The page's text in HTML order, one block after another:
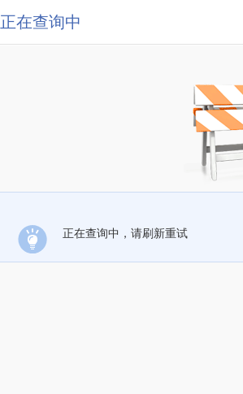
正在查询中
正在查询中，请刷新重试